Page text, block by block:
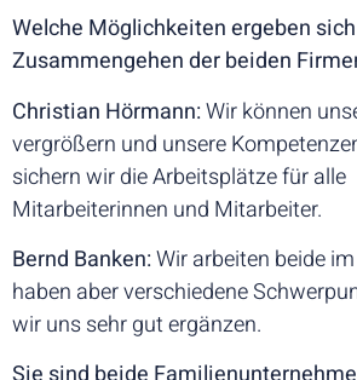
Welche Möglichkeiten ergeben
Zusammengehen der beiden
Christian Hörmann:Wir können
vergrößern und unsere
sichern wir die Arbeitsplätze für alle
Mitarbeiterinnen und Mitarbeiter.
Bernd Banken:Wir arbeiten beide
haben aber verschiedene
wir uns sehr gut ergänzen.